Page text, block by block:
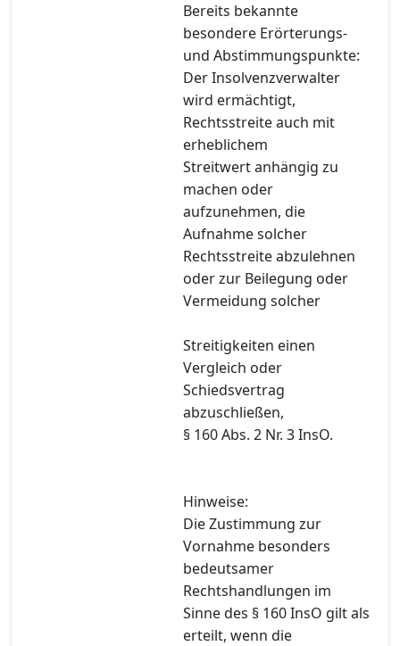
Bereits bekannte
besondere Erörterungs-
und Abstimmungspunkte:
Der Insolvenzverwalter
wird ermächtigt,
Rechtsstreite auch mit
erheblichem
Streitwert anhängig zu
machen oder
aufzunehmen, die
Aufnahme solcher
Rechtsstreite abzulehnen
oder zur Beilegung oder
Vermeidung solcher
Streitigkeiten einen
Vergleich oder
Schiedsvertrag
abzuschließen,
§ 160 Abs. 2 Nr. 3 InsO.
Hinweise:
Die Zustimmung zur
Vornahme besonders
bedeutsamer
Rechtshandlungen im
Sinne des § 160 InsO gilt als
erteilt, wenn die